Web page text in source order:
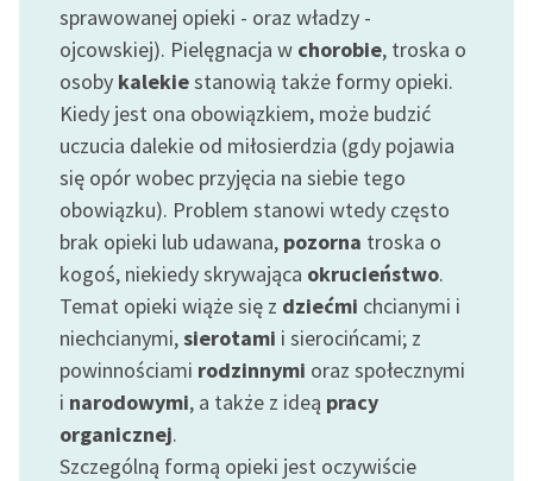
O nas
Kontakt
O projekcie
Zespół
Zasady wykorzystania
Wolnych Lektur
Logotypy
Materiały promocyjne
Polityka prywatności
sprawowanej opieki - oraz władzy -
ojcowskiej). Pielęgnacja w chorobie, troska o
osoby kalekiestanowią także formy opieki.
Kiedy jest ona obowiązkiem, może budzić
uczucia dalekie od miłosierdzia (gdy pojawia
się opór wobec przyjęcia na siebie tego
obowiązku). Problem stanowi wtedy często
brak opieki lub udawana, pozorna troska o
kogoś, niekiedy skrywająca okrucieństwo.
Temat opieki wiąże się z dziećmi chcianymi i
niechcianymi,sierotami i sierocińcami; z
powinnościami rodzinnymi oraz społecznymi
i narodowymi, a także z ideą pracy
organicznej.
Szczególną formą opieki jest oczywiście